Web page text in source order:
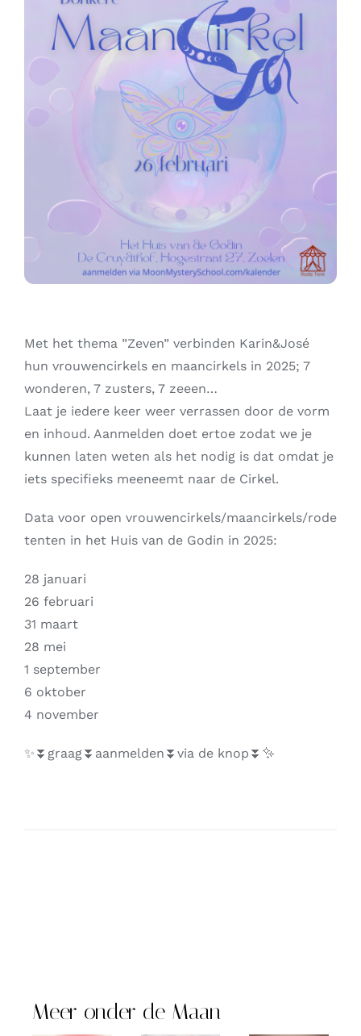
Contact
Zoeken
naar:
Met het thema ”Zeven” verbinden Karin&José
hun vrouwencirkels en maancirkels in 2025; 7
wonderen, 7 zusters, 7 zeeen…
Laat je iedere keer weer verrassen door de vorm
en inhoud. Aanmelden doet ertoe zodat we je
kunnen laten weten als het nodig is dat omdat je
iets specifieks meeneemt naar de Cirkel.
Data voor open vrouwencirkels/maancirkels/rode
tenten in het Huis van de Godin in 2025:
28 januari
26 februari
31 maart
28 mei
1 september
6 oktober
4 november
✨⏬️graag⏬️aanmelden⏬️via de knop⏬️✨
Meer onder de Maan